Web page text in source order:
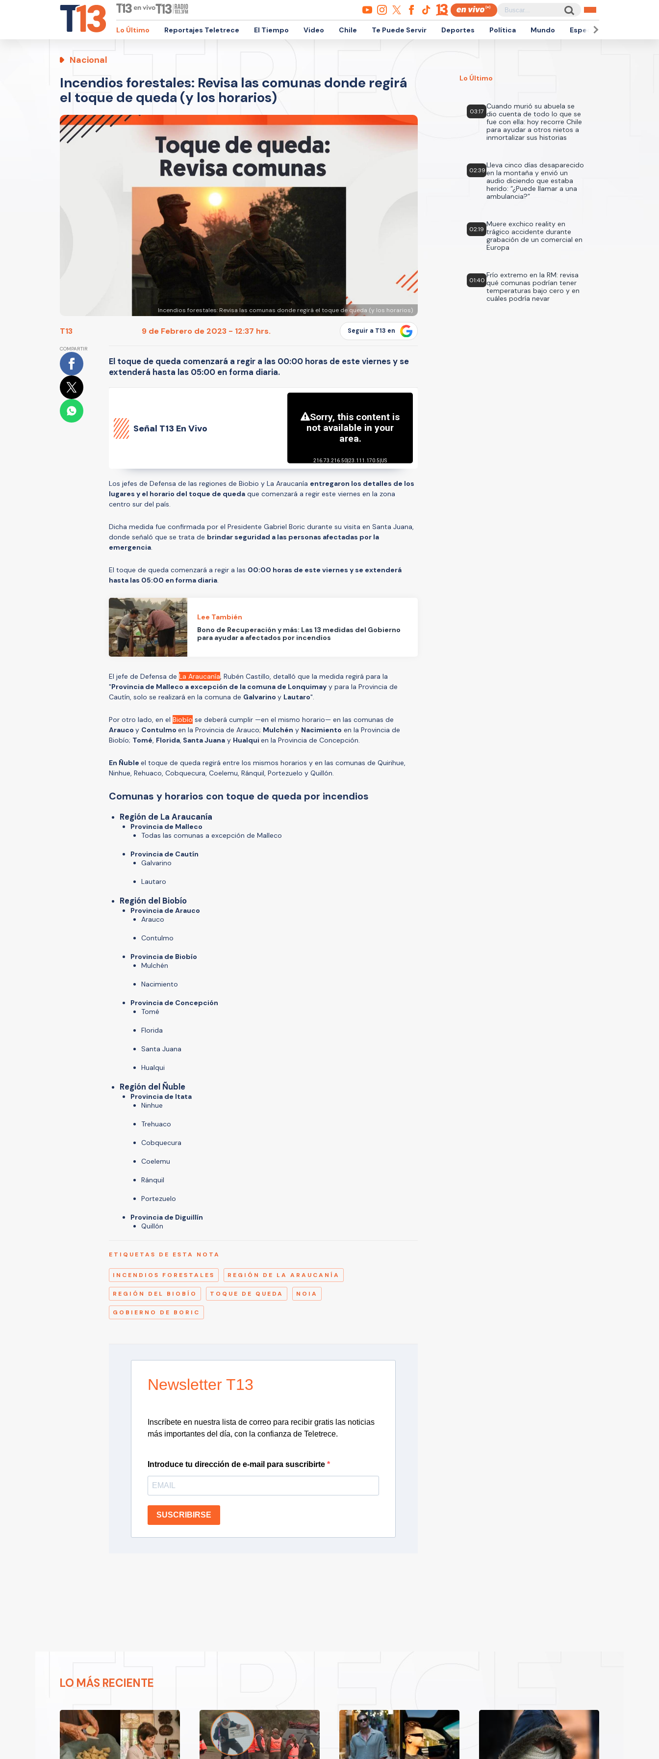
Lo Último Reportajes Teletrece El Tiempo Video Chile Te Puede Servir Deportes Política Mundo Espectáculos
Nacional
Incendios forestales: Revisa las comunas donde regirá
el toque de queda (y los horarios)
Incendios forestales: Revisa las comunas donde regirá el toque de queda (y los horarios)
T13 9 de Febrero de 2023 - 12:37 hrs. Seguir a T13 en
COMPARTIR
El toque de queda comenzará a regir a las 00:00 horas de este viernes y se
extenderá hasta las 05:00 en forma diaria.
Señal T13 En Vivo
Los jefes de Defensa de las regiones de Biobio y La Araucanía entregaron los detalles de los
lugares y el horario del toque de queda que comenzará a regir este viernes en la zona
centro sur del país.
Dicha medida fue confirmada por el Presidente Gabriel Boric durante su visita en Santa Juana,
donde señaló que se trata de brindar seguridad a las personas afectadas por la
emergencia.
El toque de queda comenzará a regir a las 00:00 horas de este viernes y se extenderá
hasta las 05:00 en forma diaria.
Lee También
Bono de Recuperación y más: Las 13 medidas del Gobierno
para ayudar a afectados por incendios
El jefe de Defensa de La Araucanía, Rubén Castillo, detalló que la medida regirá para la
"Provincia de Malleco a excepción de la comuna de Lonquimay y para la Provincia de
Cautín, solo se realizará en la comuna de Galvarino y Lautaro".
Por otro lado, en el Biobío se deberá cumplir —en el mismo horario— en las comunas de
Arauco y Contulmo en la Provincia de Arauco; Mulchén y Nacimiento en la Provincia de
Biobío; Tomé, Florida, Santa Juana y Hualqui en la Provincia de Concepción.
En Ñuble el toque de queda regirá entre los mismos horarios y en las comunas de Quirihue,
Ninhue, Rehuaco, Cobquecura, Coelemu, Ránquil, Portezuelo y Quillón.
Comunas y horarios con toque de queda por incendios
Región de La Araucanía
Provincia de Malleco
Todas las comunas a excepción de Malleco
Provincia de Cautín
Galvarino
Lautaro
Región del Biobío
Provincia de Arauco
Arauco
Contulmo
Provincia de Biobío
Mulchén
Nacimiento
Provincia de Concepción
Tomé
Florida
Santa Juana
Hualqui
Región del Ñuble
​Provincia de Itata
​Ninhue
Trehuaco
Cobquecura
Coelemu
Ránquil
Portezuelo
Provincia de Diguillín
Quillón
ETIQUETAS DE ESTA NOTA
INCENDIOS FORESTALES REGIÓN DE LA ARAUCANÍA
REGIÓN DEL BIOBÍO TOQUE DE QUEDA NOIA
GOBIERNO DE BORIC
Newsletter T13
Inscríbete en nuestra lista de correo para recibir gratis las noticias
más importantes del día, con la confianza de Teletrece.
Introduce tu dirección de e-mail para suscribirte
SUSCRIBIRSE
Lo Último
03:17
Cuando murió su abuela se
dio cuenta de todo lo que se
fue con ella: hoy recorre Chile
para ayudar a otros nietos a
inmortalizar sus historias
02:39
Lleva cinco días desaparecido
en la montaña y envió un
audio diciendo que estaba
herido: “¿Puede llamar a una
ambulancia?”
02:19
Muere exchico reality en
trágico accidente durante
grabación de un comercial en
Europa
01:40
Frío extremo en la RM: revisa
qué comunas podrían tener
temperaturas bajo cero y en
cuáles podría nevar
LO MÁS RECIENTE